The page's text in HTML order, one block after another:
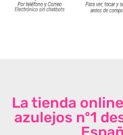
La tienda
azulejos nº1